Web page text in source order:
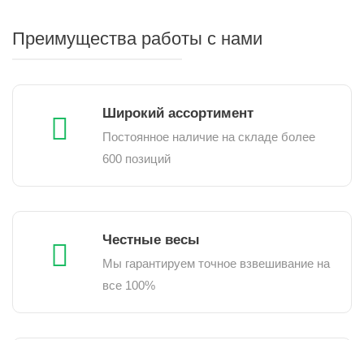
Преимущества работы с нами
Широкий ассортимент
Постоянное наличие на складе более
600 позиций
Честные весы
Мы гарантируем точное взвешивание на
все 100%